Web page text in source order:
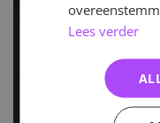
Lees verder